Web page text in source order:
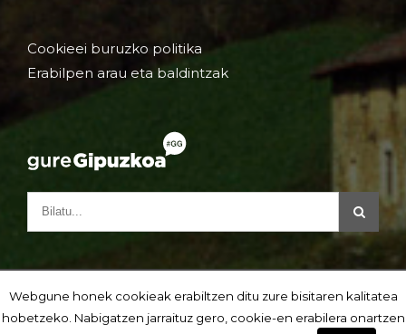
Cookieei buruzko politika
Erabilpen arau eta baldintzak
Webgune honek cookieak erabiltzen ditu zure bisitaren kalitatea
hobetzeko. Nabigatzen jarraituz gero, cookie-en erabilera onartzen